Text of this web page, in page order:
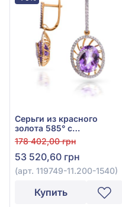
Серьги из красного
золота 585° с
бриллиантом 0,44ct и
аметистом 5,15ct, арт.
119749-11.200-1540
178 402,00 грн
53 520,60 грн
(арт. 119749-11.200-1540)
Купить